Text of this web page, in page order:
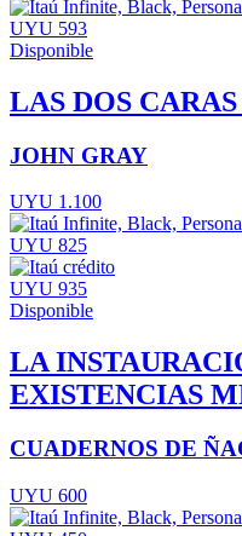
UYU 593
Disponible
LAS DOS
JOHN GRAY
UYU 1.100
UYU 825
UYU 935
Disponible
LA
EXISTENCIAS
CUADERNOS DE
UYU 600